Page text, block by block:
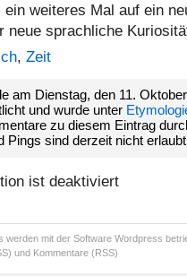
weiteres Mal auf ein
neue sprachliche
, Zeit
am Dienstag, den 11.
und wurde unter
zu diesem Eintrag
Pings sind derzeit nicht
ist deaktiviert
werden mit der Software Wordpress
und Kommentare (RSS)